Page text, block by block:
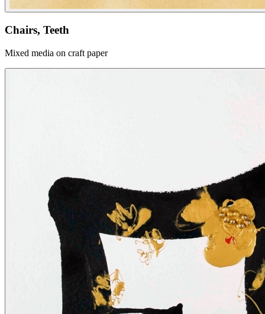
Chairs, Teeth
Mixed media on craft paper